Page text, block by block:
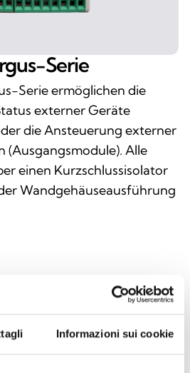
Informazioni sui cookie
Serie
Serie ermöglichen die
externer Geräte
die Ansteuerung externer
(Ausgangsmodule). Alle
einen Kurzschlussisolator
Wandgehäuseausführung